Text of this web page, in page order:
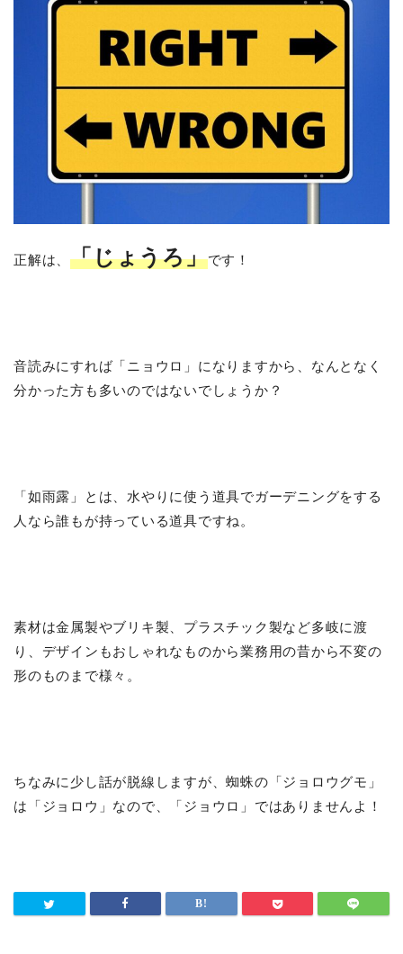
正解は、「じょうろ」です！
音読みにすれば「ニョウロ」になりますから、なんとなく
分かった方も多いのではないでしょうか？
「如雨露」とは、水やりに使う道具でガーデニングをする
人なら誰もが持っている道具ですね。
素材は金属製やブリキ製、プラスチック製など多岐に渡
り、デザインもおしゃれなものから業務用の昔から不変の
形のものまで様々。
ちなみに少し話が脱線しますが、蜘蛛の「ジョロウグモ」
は「ジョロウ」なので、「ジョウロ」ではありませんよ！